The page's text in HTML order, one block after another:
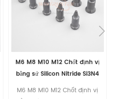
M6 M8 M10 M12 Chốt định vị
bằng sứ Silicon Nitride Si3N4
M6 M8 M10 M12 Chốt định vị